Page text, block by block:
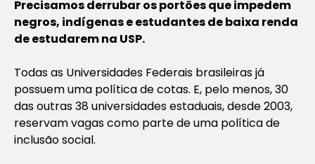
Precisamos derrubar os portões que impedem
negros, indígenas e estudantes de baixa renda
de estudarem na USP.
Todas as Universidades Federais brasileiras já
possuem uma política de cotas. E, pelo menos, 30
das outras 38 universidades estaduais, desde 2003,
reservam vagas como parte de uma política de
inclusão social.